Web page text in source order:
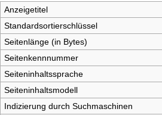
Anzeigetitel
Standardsortierschlüssel
Seitenlänge (in Bytes)
Seitenkennnummer
Seiteninhaltssprache
Seiteninhaltsmodell
Indizierung durch Suchmaschinen